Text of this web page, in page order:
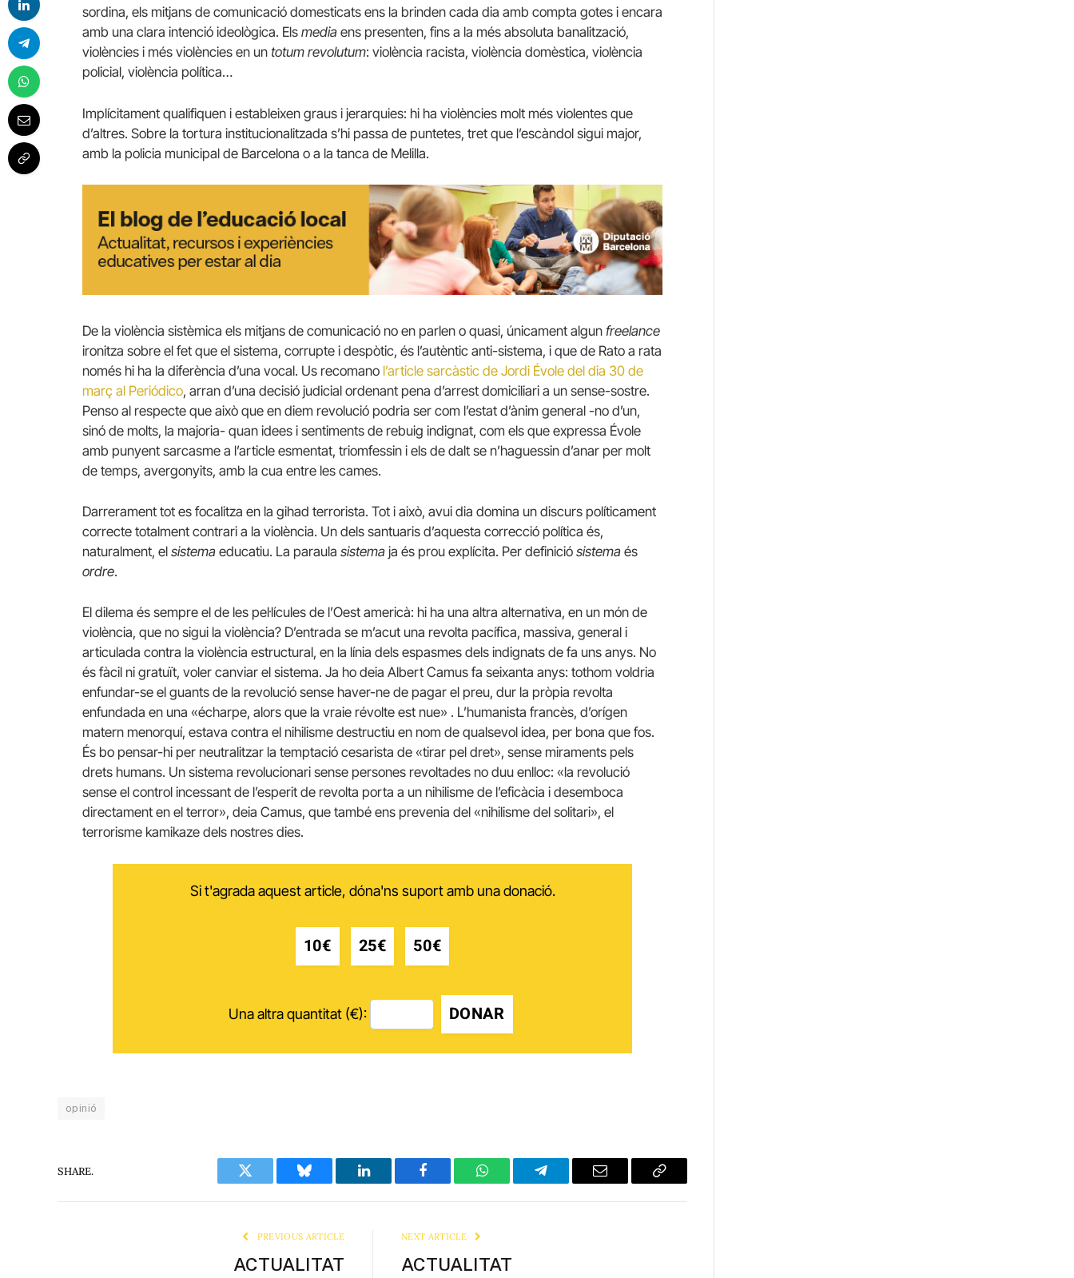
sordina, els mitjans de comunicació domesticats ens la brinden cada dia amb compta gotes i encara
amb una clara intenció ideològica. Els media ens presenten, fins a la més absoluta banalització,
violències i més violències en un totum revolutum: violència racista, violència domèstica, violència
policial, violència política…
Implícitament qualifiquen i estableixen graus i jerarquies: hi ha violències molt més violentes que
d’altres. Sobre la tortura institucionalitzada s’hi passa de puntetes, tret que l’escàndol sigui major,
amb la policia municipal de Barcelona o a la tanca de Melilla.
De la violència sistèmica els mitjans de comunicació no en parlen o quasi, únicament algun freelance
ironitza sobre el fet que el sistema, corrupte i despòtic, és l’autèntic anti-sistema, i que de Rato a rata
només hi ha la diferència d’una vocal. Us recomano l’article sarcàstic de Jordi Évole del dia 30 de
març al Periódico, arran d’una decisió judicial ordenant pena d’arrest domiciliari a un sense-sostre.
Penso al respecte que això que en diem revolució podria ser com l’estat d’ànim general -no d’un,
sinó de molts, la majoria- quan idees i sentiments de rebuig indignat, com els que expressa Évole
amb punyent sarcasme a l’article esmentat, triomfessin i els de dalt se n’haguessin d’anar per molt
de temps, avergonyits, amb la cua entre les cames.
Darrerament tot es focalitza en la gihad terrorista. Tot i això, avui dia domina un discurs políticament
correcte totalment contrari a la violència. Un dels santuaris d’aquesta correcció política és,
naturalment, el sistema educatiu. La paraula sistema ja és prou explícita. Per definició sistema és
ordre.
El dilema és sempre el de les pel·lícules de l’Oest americà: hi ha una altra alternativa, en un món de
violència, que no sigui la violència? D’entrada se m’acut una revolta pacífica, massiva, general i
articulada contra la violència estructural, en la línia dels espasmes dels indignats de fa uns anys. No
és fàcil ni gratuït, voler canviar el sistema. Ja ho deia Albert Camus fa seixanta anys: tothom voldria
enfundar-se el guants de la revolució sense haver-ne de pagar el preu, dur la pròpia revolta
enfundada en una «écharpe, alors que la vraie révolte est nue» . L’humanista francès, d’orígen
matern menorquí, estava contra el nihilisme destructiu en nom de qualsevol idea, per bona que fos.
És bo pensar-hi per neutralitzar la temptació cesarista de «tirar pel dret», sense miraments pels
drets humans. Un sistema revolucionari sense persones revoltades no duu enlloc: «la revolució
sense el control incessant de l’esperit de revolta porta a un nihilisme de l’eficàcia i desemboca
directament en el terror», deia Camus, que també ens prevenia del «nihilisme del solitari», el
terrorisme kamikaze dels nostres dies.
Si t'agrada aquest article, dóna'ns suport amb una donació.
10€ 25€ 50€
Una altra quantitat (€): DONAR
opinió
SHARE.
Twitter Bluesky LinkedIn Facebook WhatsAppTelegram Email
Copy
PREVIOUS ARTICLE
ACTUALITAT
NEXT ARTICLE
ACTUALITAT